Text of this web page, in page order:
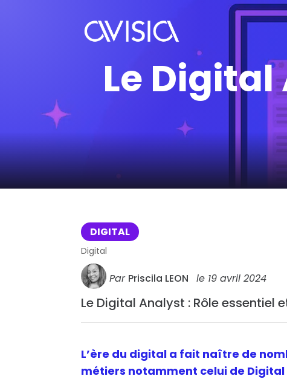
Le
DIGITAL
Digital
Par Priscila LEON le 19 avril 2024
Le Digital Analyst : Rôle essentiel
L’ère du digital a fait naître de
métiers notamment celui de